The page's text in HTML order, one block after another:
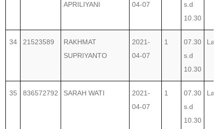
APRILIYANI
04-07
s.d
10.30
34 21523589
RAKHMAT
SUPRIYANTO
2021-
04-07
1
07.30
s.d
10.30
35 836572792 SARAH WATI
2021-
04-07
1
07.30
s.d
10.30